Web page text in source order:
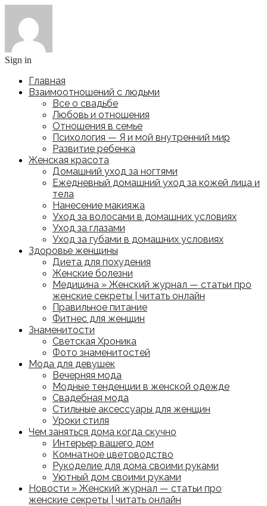
Sign in
Главная
Взаимоотношений с людьми
Все о свадьбе
Любовь и отношения
Отношения в семье
Психология — Я и мой внутренний мир
Развитие ребенка
Женская красота
Домашний уход за ногтями
Ежедневный домашний уход за кожей лица и
тела
Нанесение макияжа
Уход за волосами в домашних условиях
Уход за глазами
Уход за губами в домашних условиях
Здоровье женщины
Диета для похудения
Женские болезни
Медицина » Женский журнал — статьи про
женские секреты | читать онлайн
Правильное питание
Фитнес для женщин
Знаменитости
Светская Хроника
Фото знаменитостей
Мода для девушек
Вечерняя мода
Модные тенденции в женской одежде
Свадебная мода
Стильные аксессуары для женщин
Уроки стиля
Чем заняться дома когда скучно
Интерьер вашего дом
Комнатное цветоводство
Рукоделие для дома своими руками
Уютный дом своими руками
Новости » Женский журнал — статьи про
женские секреты | читать онлайн